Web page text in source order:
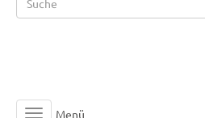
ToggleMenü